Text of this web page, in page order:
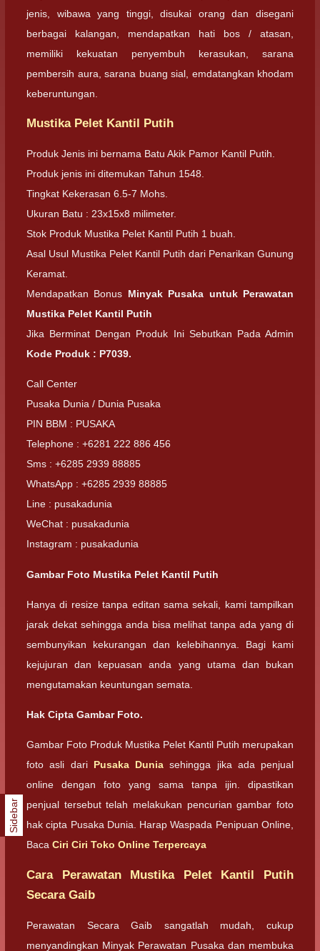
jenis, wibawa yang tinggi, disukai orang dan disegani
berbagai kalangan, mendapatkan hati bos / atasan,
memiliki kekuatan penyembuh kerasukan, sarana
pembersih aura, sarana buang sial, emdatangkan khodam
keberuntungan.
Mustika Pelet Kantil Putih
Produk Jenis ini bernama Batu Akik Pamor Kantil Putih.
Produk jenis ini ditemukan Tahun 1548.
Tingkat Kekerasan 6.5-7 Mohs.
Ukuran Batu : 23x15x8 milimeter.
Stok Produk Mustika Pelet Kantil Putih 1 buah.
Asal Usul Mustika Pelet Kantil Putih dari Penarikan Gunung
Keramat.
Mendapatkan Bonus Minyak Pusaka untuk Perawatan
Mustika Pelet Kantil Putih
Jika Berminat Dengan Produk Ini Sebutkan Pada Admin
Kode Produk : P7039.
Call Center
Pusaka Dunia / Dunia Pusaka
PIN BBM : PUSAKA
Telephone : +6281 222 886 456
Sms : +6285 2939 88885
WhatsApp : +6285 2939 88885
Line : pusakadunia
WeChat : pusakadunia
Instagram : pusakadunia
Gambar Foto Mustika Pelet Kantil Putih
Hanya di resize tanpa editan sama sekali, kami tampilkan
jarak dekat sehingga anda bisa melihat tanpa ada yang di
sembunyikan kekurangan dan kelebihannya. Bagi kami
kejujuran dan kepuasan anda yang utama dan bukan
mengutamakan keuntungan semata.
Hak Cipta Gambar Foto.
Gambar Foto Produk Mustika Pelet Kantil Putih merupakan
foto asli dari Pusaka Dunia sehingga jika ada penjual
online dengan foto yang sama tanpa ijin. dipastikan
penjual tersebut telah melakukan pencurian gambar foto
hak cipta Pusaka Dunia. Harap Waspada Penipuan Online,
Baca Ciri Ciri Toko Online Terpercaya
Cara Perawatan Mustika Pelet Kantil Putih
Secara Gaib
Perawatan Secara Gaib sangatlah mudah, cukup
menyandingkan Minyak Perawatan Pusaka dan membuka
Sidebar